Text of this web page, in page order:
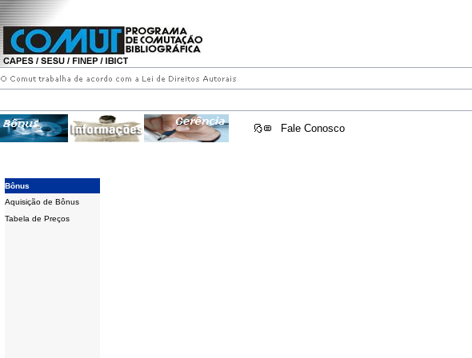
Fale Conosco
Bônus
Aquisição de Bônus
Tabela de Preços